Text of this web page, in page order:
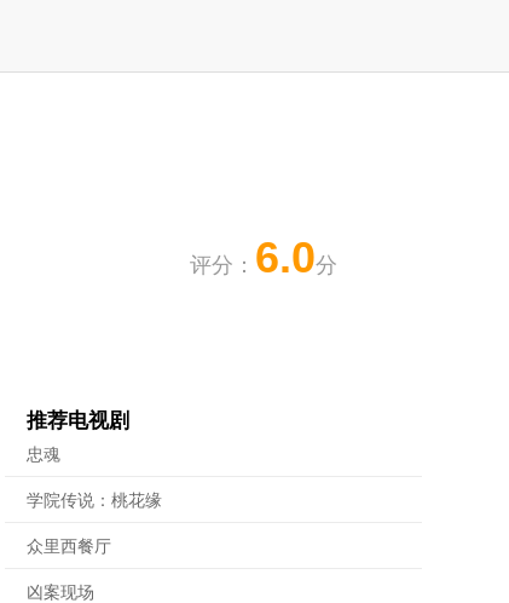
评分： 6.0分
推荐电视剧
忠魂
学院传说：桃花缘
众里西餐厅
凶案现场